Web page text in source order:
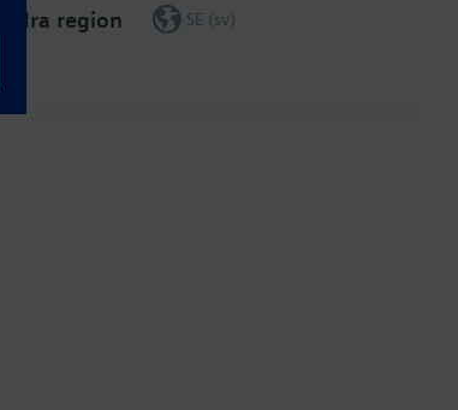
Ändra region SE (sv)